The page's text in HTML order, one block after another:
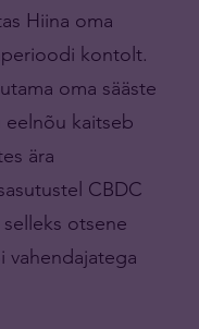
Hiina oma
kontolt.
oma sääste
eelnõu kaitseb
ära
CBDC
otsene
vahendajatega